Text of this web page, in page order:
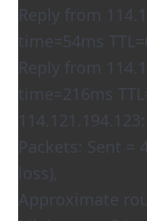
Reply from
time=54ms
Reply from
time=216ms
114.121.194.123:
Packets: Sent =
loss),
Approximate